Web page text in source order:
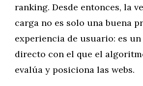
ranking. Desde entonces, la
carga no es solo una buena
experiencia de usuario: es
directo con el que el
evalúa y posiciona las webs.